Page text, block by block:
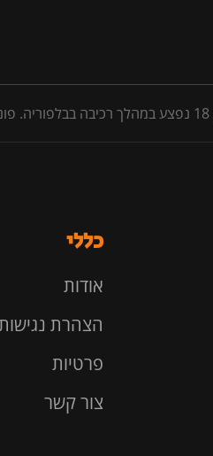
כללי
אודות
הצהרת
פרטיות
צור קשר